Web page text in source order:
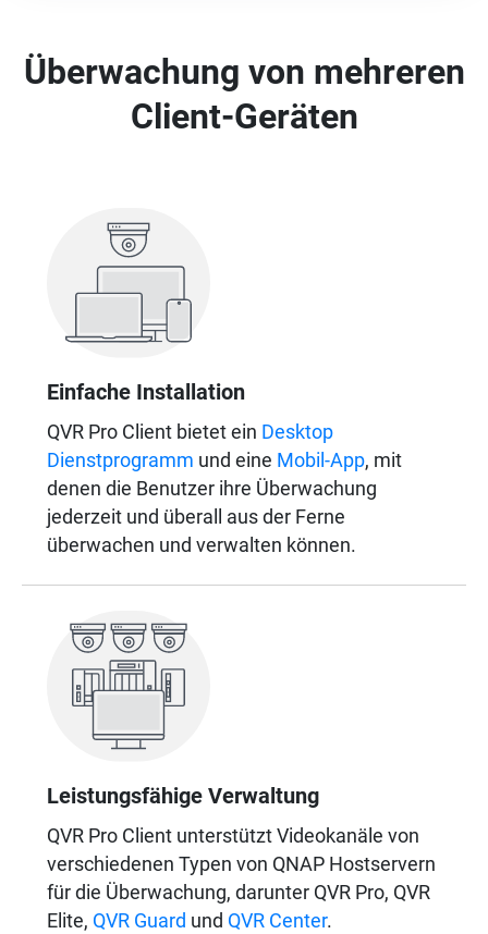
Überwachung von mehreren
Client-Geräten
Einfache Installation
QVR Pro Client bietet ein Desktop
Dienstprogramm und eine Mobil-App, mit
denen die Benutzer ihre Überwachung
jederzeit und überall aus der Ferne
überwachen und verwalten können.
Leistungsfähige Verwaltung
QVR Pro Client unterstützt Videokanäle von
verschiedenen Typen von QNAP Hostservern
für die Überwachung, darunter QVR Pro, QVR
Elite, QVR Guard und QVR Center.